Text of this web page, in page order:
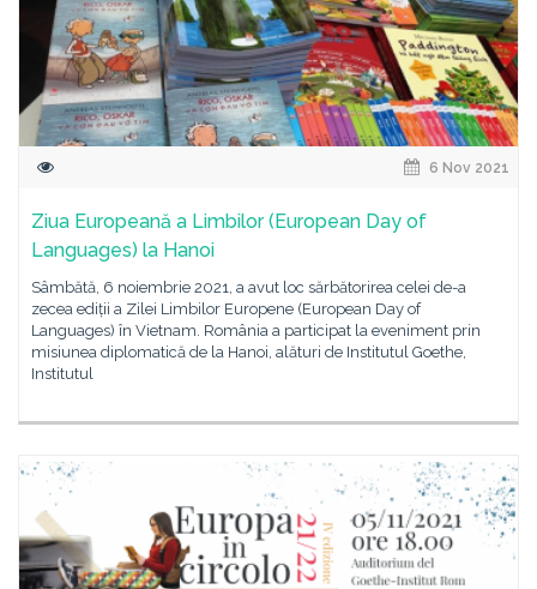
6 Nov 2021
Ziua Europeană a Limbilor (European Day of
Languages) la Hanoi
Sâmbătă, 6 noiembrie 2021, a avut loc sărbătorirea celei de-a
zecea ediții a Zilei Limbilor Europene (European Day of
Languages) în Vietnam. România a participat la eveniment prin
misiunea diplomatică de la Hanoi, alături de Institutul Goethe,
Institutul